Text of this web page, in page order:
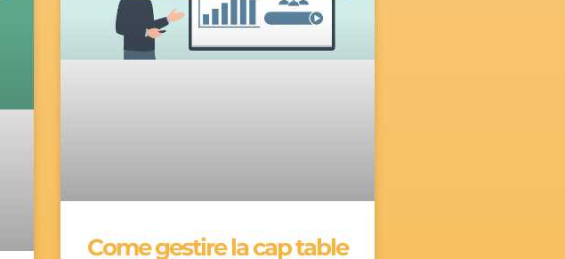
Come gestire la cap table